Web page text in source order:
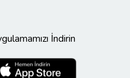
İndirin